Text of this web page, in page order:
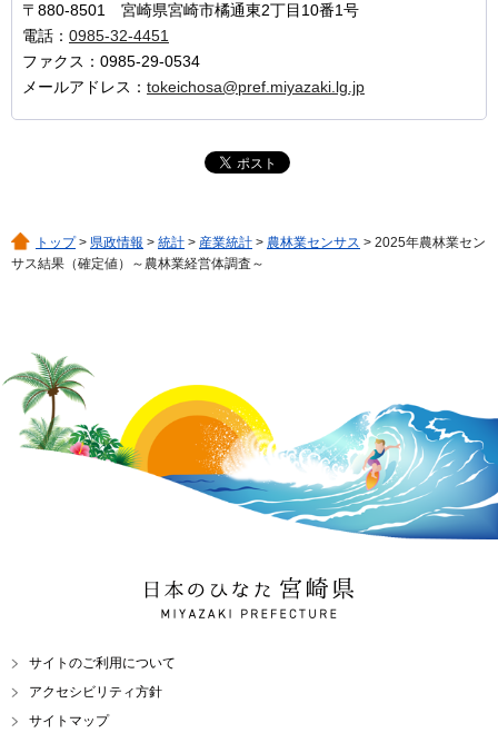
〒880-8501 宮崎県宮崎市橘通東2丁目10番1号
電話： 0985-32-4451
ファクス：0985-29-0534
メールアドレス： tokeichosa@pref.miyazaki.lg.jp
トップ> 県政情報 > 統計 > 産業統計 > 農林業センサス > 2025年農林業セン
サス結果（確定値）～農林業経営体調査～
日本のひなた 宮崎県
MIYAZAKI PREFECTURE
サイトのご利用について
アクセシビリティ方針
サイトマップ